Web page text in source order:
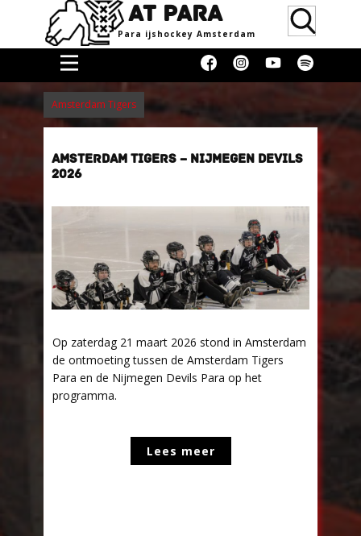
AT PARA
Para ijsho​ckey Amsterdam
Doneren
Media &
Erkenning
Women
Over
Blog
Contact
Donaties
Amsterdam Tigers
AMSTERDAM TIGERS – NIJMEGEN DEVILS
2026
Op zaterdag 21 maart 2026 stond in Amsterdam
de ontmoeting tussen de Amsterdam Tigers
Para en de Nijmegen Devils Para op het
programma.
Lees meer